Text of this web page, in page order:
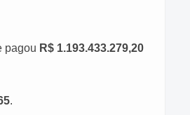
pagou R$ 1.193.433.279,20
.